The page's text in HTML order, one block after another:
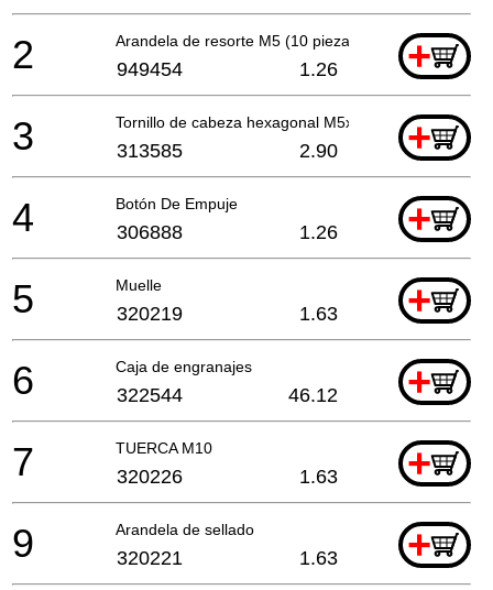
Arandela de resorte M5 (10 piezas) +
2 949454 1.26
Tornillo de cabeza hexagonal M5x30 (con brida)
+
3 313585 2.90
Botón De Empuje +
4 306888 1.26
Muelle +
5 320219 1.63
Caja de engranajes +
6 322544 46.12
TUERCA M10 +
7 320226 1.63
Arandela de sellado +
9 320221 1.63